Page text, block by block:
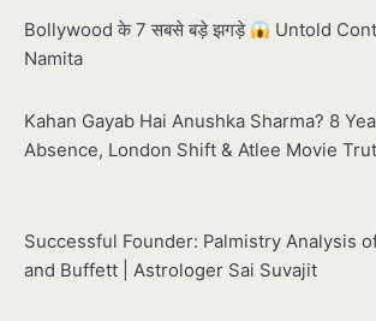
Bollywood के 7 सबसे बड़े झगड़े
Untold
Namita
Kahan Gayab Hai Anushka Sharma? 8
Absence, London Shift & Atlee Movie
Successful Founder: Palmistry Analysis
and Buffett | Astrologer Sai Suvajit